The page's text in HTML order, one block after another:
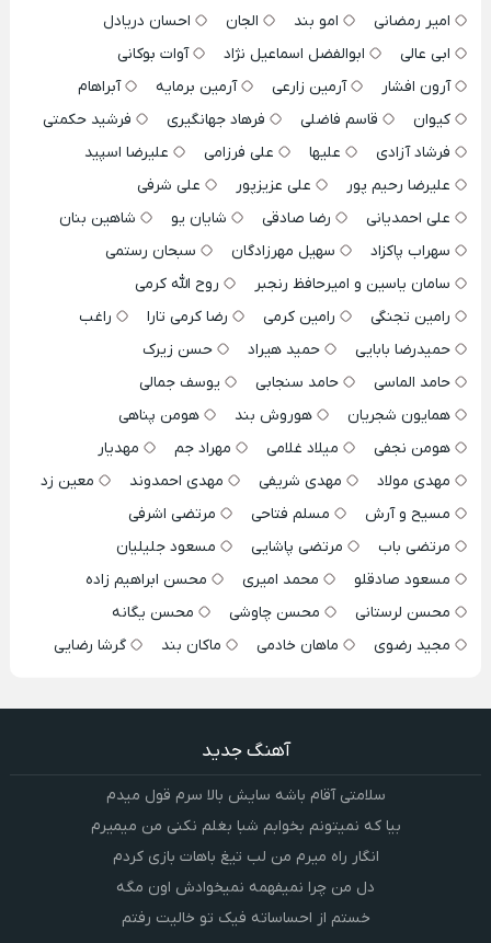
امیر رمضانی
امو بند الجان
احسان دریادل
ابی عالی
ابوالفضل اسماعیل نژاد
آوات بوکانی
آرون افشار
آرمین زارعی آرمین برمایه
آبراهام
کیوان
قاسم فاضلی فرهاد جهانگیری
فرشید حکمتی
فرشاد آزادی
علیها علی فرزامی
علیرضا اسپید
علیرضا رحیم پور
علی عزیزپور
علی شرفی
علی احمدیانی
رضا صادقی شایان یو
شاهین بنان
سهراب پاکزاد
سهیل مهرزادگان
سبحان رستمی
سامان یاسین و امیرحافظ رنجبر
روح الله کرمی
رامین تجنگی
رامین کرمی رضا کرمی تارا
راغب
حمیدرضا بابایی
حمید هیراد
حسن زیرک
حامد الماسی
حامد سنجابی
یوسف جمالی
همایون شجریان
هوروش بند
هومن پناهی
هومن نجفی
میلاد غلامی مهراد جم
مهدیار
مهدی مولاد
مهدی شریفی مهدی احمدوند
معین زد
مسیح و آرش
مسلم فتاحی
مرتضی اشرفی
مرتضی باب
مرتضی پاشایی
مسعود جلیلیان
مسعود صادقلو
محمد امیری
محسن ابراهیم زاده
محسن لرستانی
محسن چاوشی
محسن یگانه
مجید رضوی
ماهان خادمی ماکان بند گرشا رضایی
آهنگ جدید
سلامتی آقام باشه سایش بالا سرم قول میدم
بیا که نمیتونم بخوابم شبا بغلم نکنی من میمیرم
انگار راه میرم من لب تیغ باهات بازی کردم
دل من چرا نمیفهمه نمیخوادش اون مگه
خستم از احساساته فیک تو خالیت رفتم